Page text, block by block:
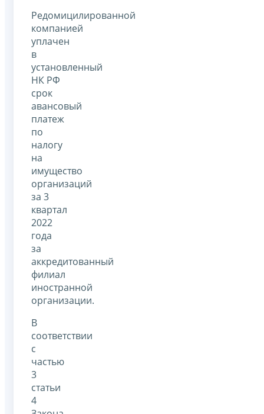
Редомицилированной
компанией
уплачен
в
установленный
НК РФ
срок
авансовый
платеж
по
налогу
на
имущество
организаций
за 3
квартал
2022
года
за
аккредитованный
филиал
иностранной
организации.
В
соответствии
с
частью
3
статьи
4